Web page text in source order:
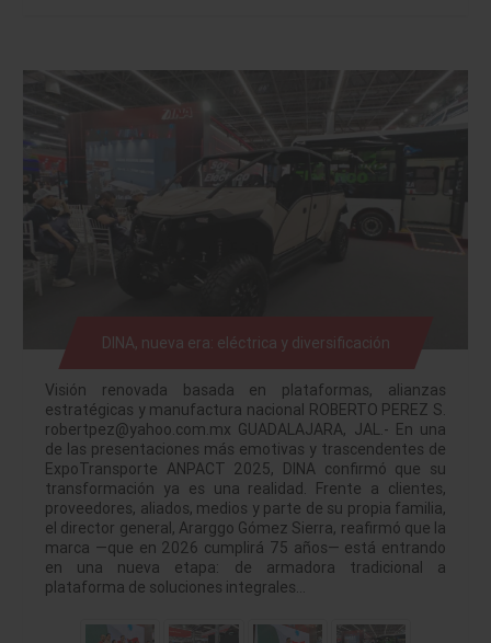
DINA, nueva era: eléctrica y diversificación
Visión renovada basada en plataformas, alianzas
estratégicas y manufactura nacional ROBERTO PEREZ S.
robertpez@yahoo.com.mx GUADALAJARA, JAL.- En una
de las presentaciones más emotivas y trascendentes de
ExpoTransporte ANPACT 2025, DINA confirmó que su
transformación ya es una realidad. Frente a clientes,
proveedores, aliados, medios y parte de su propia familia,
el director general, Ararggo Gómez Sierra, reafirmó que la
marca —que en 2026 cumplirá 75 años— está entrando
en una nueva etapa: de armadora tradicional a
plataforma de soluciones integrales…